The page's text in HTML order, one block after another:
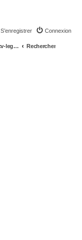
Connexion
S’enregistrer
Accueil forum 2cv-legende.com Rechercher